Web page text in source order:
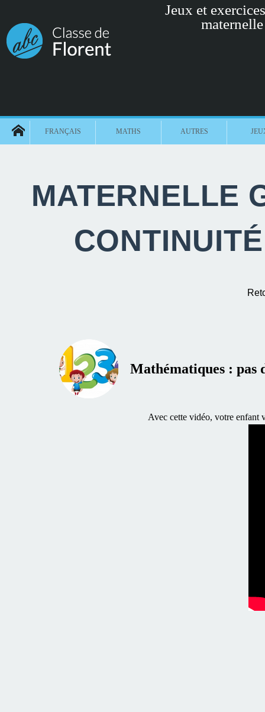
Jeux et
FRANÇAIS MATHS AUTRES
MATERNELLE
Mathématiques : pas
Avec cette vidéo, votre enfant